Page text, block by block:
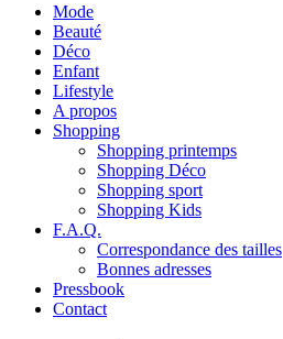
Mode
Beauté
Déco
Enfant
Lifestyle
A propos
Shopping
Shopping printemps
Shopping Déco
Shopping sport
Shopping Kids
F.A.Q.
Correspondance des tailles
Bonnes adresses
Pressbook
Contact